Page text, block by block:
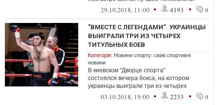
года.29.10.2018, 11:00 • 4193 • 0
"ВМЕСТЕ С ЛЕГЕНДАМИ". УКРАИНЦЫ
ВЫИГРАЛИ ТРИ ИЗ ЧЕТЫРЕХ
ТИТУЛЬНЫХ БОЕВ
Категорія: Новини спорту: свіжі спортивні
новини
В киевском "Дворце спорта"
состоялся вечера бокса, на котором
украинцы выиграли три из четырех
титульных боев.
03.10.2018, 19:00 • 2233 • 0